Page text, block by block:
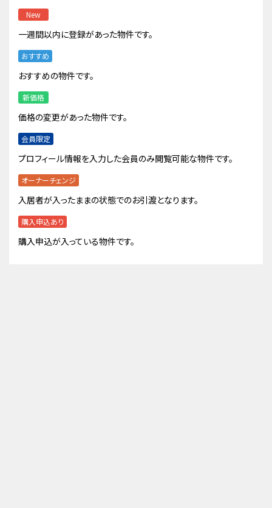
New
一週間以内に登録があった物件です。
おすすめ
おすすめの物件です。
新価格
価格の変更があった物件です。
会員限定
プロフィール情報を入力した会員のみ閲覧可能な物件です。
オーナーチェンジ
入居者が入ったままの状態でのお引渡となります。
購入申込あり
購入申込が入っている物件です。